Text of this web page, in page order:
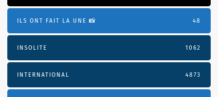
ILS ONT FAIT LA UNE 📸 48
INSOLITE 1062
INTERNATIONAL 4873